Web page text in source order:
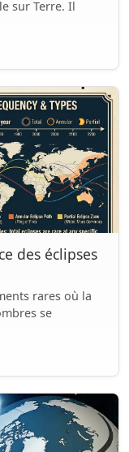
sur Terre. Il
des éclipses
rares où la
se